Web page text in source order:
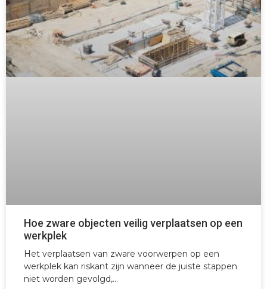
Hoe zware objecten veilig verplaatsen op een
werkplek
Het verplaatsen van zware voorwerpen op een
werkplek kan riskant zijn wanneer de juiste stappen
niet worden gevolgd,